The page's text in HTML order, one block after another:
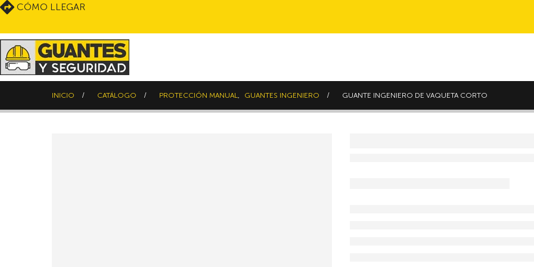
CÓMO LLEGAR
INICIO CATÁLOGO PROTECCIÓN MANUAL, GUANTES INGENIERO GUANTE INGENIERO DE VAQUETA CORTO